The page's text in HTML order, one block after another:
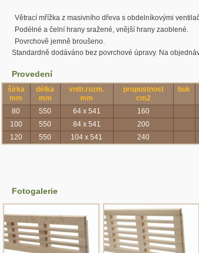
Větrací mřížka z masivního dřeva s obdelníkovými
Podélné a čelní hrany sražené, vnější hrany zaoblené.
Povrchově jemně broušeno.
Standardně dodáváno bez povrchové úpravy. Na
Provedení
šírka
mm
délka
mm
vnitr.rozm.
mm
propustnost
cm2
buk
80 550 64 x 541
160
100
550 84 x 541
200
120
550 104 x 541 240
Fotogalerie